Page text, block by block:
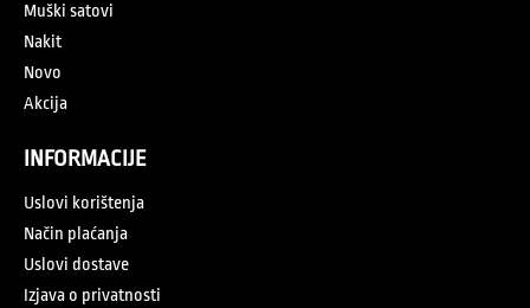
Muški satovi
Nakit
Novo
Akcija
INFORMACIJE
Uslovi korištenja
Način plaćanja
Uslovi dostave
Izjava o privatnosti